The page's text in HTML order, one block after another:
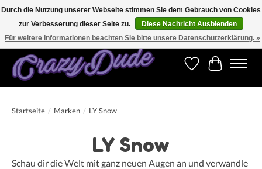
Versandkostenfrei bestellen ab CHF 200.00 in der Schweiz und ab EUR 250.00 in den
meisten Ländern weltweit.
Wunschzettel
Ihr
Startseite / Marken / LY Snow
LY Snow
Schau dir die Welt mit ganz neuen Augen an und verwandle
Durch die Nutzung unserer Webseite stimmen Sie dem Gebrauch von Cookies
zur Verbesserung dieser Seite zu.
Diese Nachricht Ausblenden
Für weitere Informationen beachten Sie bitte unsere Datenschutzerklärung. »